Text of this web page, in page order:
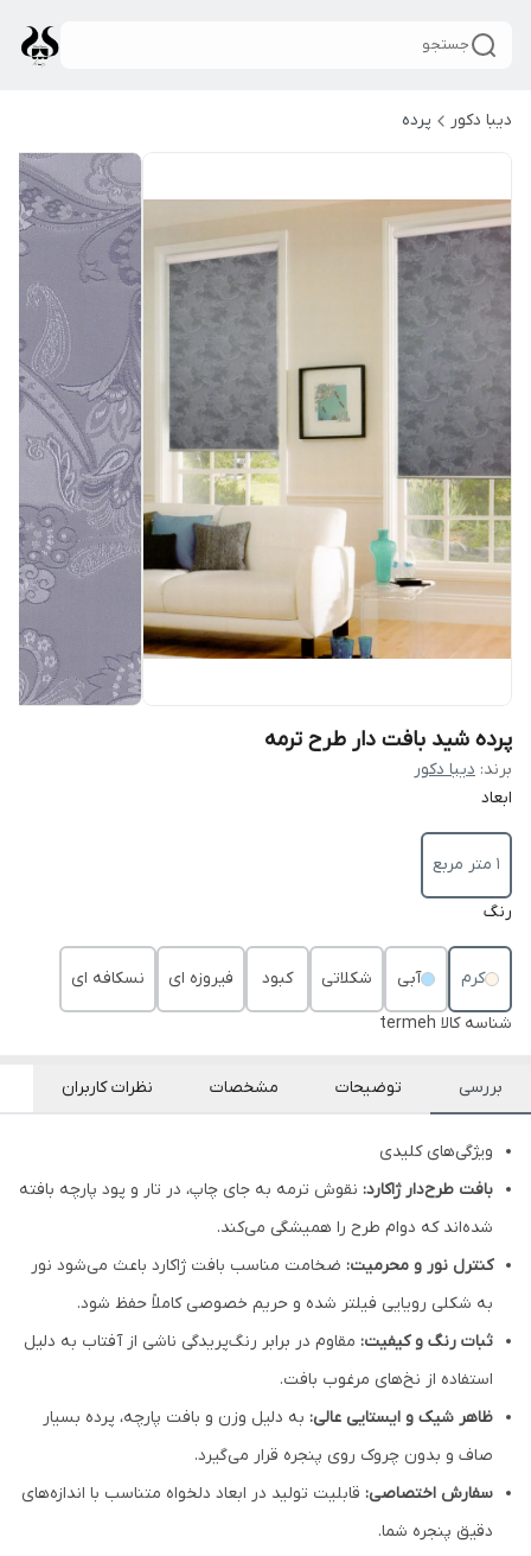
جستجو
دیبا دکور پرده
پرده شید بافت دار طرح ترمه
برند: دیبا دکور
ابعاد
1 متر مربع
رنگ
کرم آبی شکلاتی کبود فیروزه ای
نسکافه ای
شناسه کالا termeh
بررسی توضیحات مشخصات نظرات کاربران
ویژگی‌های کلیدی
بافت طرح‌دار ژاکارد: نقوش ترمه به جای چاپ، در تار و پود پارچه بافته
شده‌اند که دوام طرح را همیشگی می‌کند.
کنترل نور و محرمیت: ضخامت مناسب بافت ژاکارد باعث می‌شود نور
به شکلی رویایی فیلتر شده و حریم خصوصی کاملاً حفظ شود.
ثبات رنگ و کیفیت: مقاوم در برابر رنگ‌پریدگی ناشی از آفتاب به دلیل
استفاده از نخ‌های مرغوب بافت.
ظاهر شیک و ایستایی عالی: به دلیل وزن و بافت پارچه، پرده بسیار
صاف و بدون چروک روی پنجره قرار می‌گیرد.
سفارش اختصاصی: قابلیت تولید در ابعاد دلخواه متناسب با اندازه‌های
دقیق پنجره شما.